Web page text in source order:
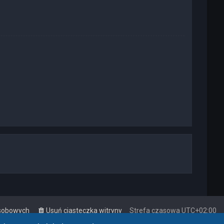
Strefa czasowa UTC+02:00
Usuń ciasteczka witryny